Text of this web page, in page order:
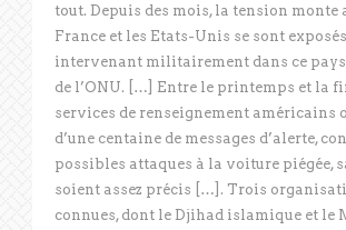
tout. Depuis des mois, la tension monte
France et les Etats-Unis se sont
intervenant militairement dans ce pays,
de l’ONU. […] Entre le printemps et la
services de renseignement américains
d’une centaine de messages d’alerte,
possibles attaques à la voiture piégée,
soient assez précis […]. Trois
connues, dont le Djihad islamique et le